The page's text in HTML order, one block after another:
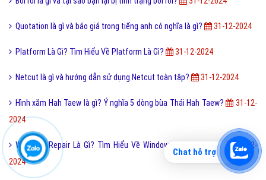
Quotation là gì và báo giá trong tiếng anh có nghĩa là gì? 31-12-2024
Platform Là Gì? Tìm Hiểu Về Platform Là Gì? 31-12-2024
Netcut là gì và hướng dẫn sử dụng Netcut toàn tập? 31-12-2024
Hình xăm Hah Taew là gì? Ý nghĩa 5 dòng bùa Thái Hah Taew?
31-12-
2024
Windows Repair Là Gì? Tìm Hiểu Về Windows Repair Là Gì?
31-12-
2024
Chat hỗ trợ